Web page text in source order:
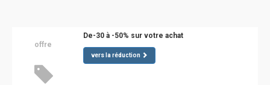
offre
De-30 à -50% sur votre achat
vers la réduction